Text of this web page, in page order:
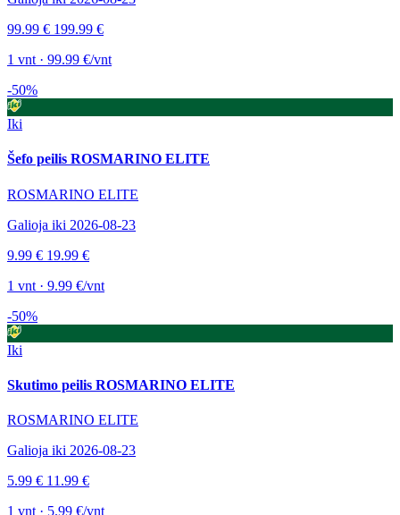
99.99 € 199.99 €
1 vnt · 99.99 €/vnt
-50%
Iki
Šefo peilis ROSMARINO ELITE
ROSMARINO ELITE
Galioja iki 2026-08-23
9.99 € 19.99 €
1 vnt · 9.99 €/vnt
-50%
Iki
Skutimo peilis ROSMARINO ELITE
ROSMARINO ELITE
Galioja iki 2026-08-23
5.99 € 11.99 €
1 vnt · 5.99 €/vnt